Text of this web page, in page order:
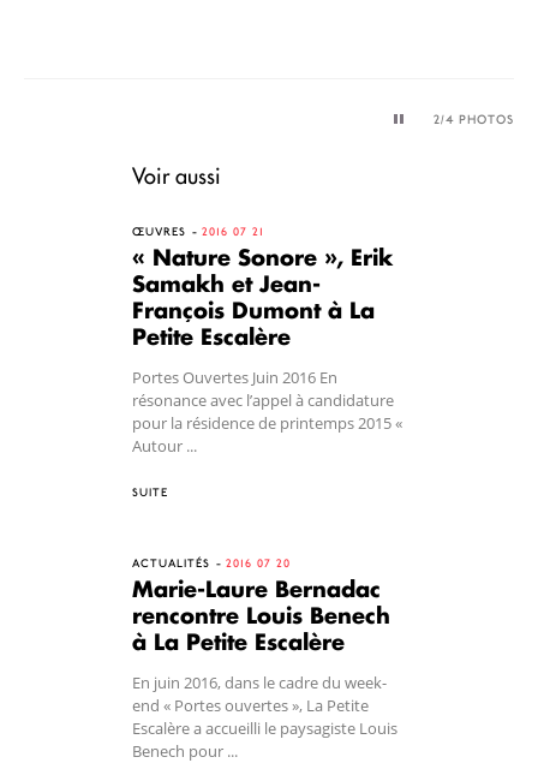
2/4 PHOTOS
Voir aussi
ŒUVRES 2016 07 21
« Nature Sonore », Erik
Samakh et Jean-
François Dumont à La
Petite Escalère
Portes Ouvertes Juin 2016 En
résonance avec l’appel à candidature
pour la résidence de printemps 2015 «
Autour ...
SUITE
ACTUALITÉS 2016 07 20
Marie-Laure Bernadac
rencontre Louis Benech
à La Petite Escalère
En juin 2016, dans le cadre du week-
end « Portes ouvertes », La Petite
Escalère a accueilli le paysagiste Louis
Benech pour ...